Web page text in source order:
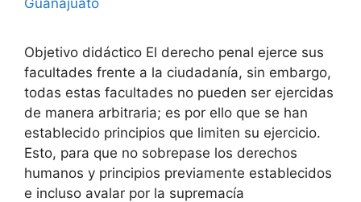
Guanajuato
Objetivo didáctico El derecho penal ejerce sus
facultades frente a la ciudadanía, sin embargo,
todas estas facultades no pueden ser ejercidas
de manera arbitraria; es por ello que se han
establecido principios que limiten su ejercicio.
Esto, para que no sobrepase los derechos
humanos y principios previamente establecidos
e incluso avalar por la supremacía